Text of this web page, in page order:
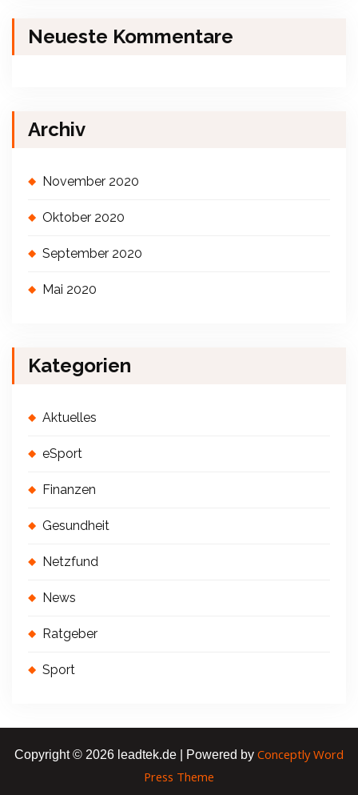
Neueste Kommentare
Archiv
November 2020
Oktober 2020
September 2020
Mai 2020
Kategorien
Aktuelles
eSport
Finanzen
Gesundheit
Netzfund
News
Ratgeber
Sport
Copyright © 2026 leadtek.de | Powered by Conceptly Word
Press Theme